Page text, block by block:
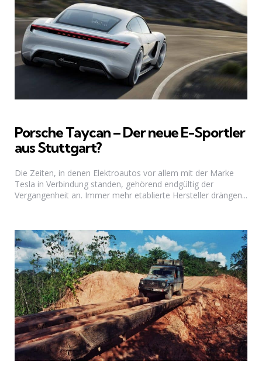
Porsche Taycan – Der neue E-Sportler
aus Stuttgart?
Die Zeiten, in denen Elektroautos vor allem mit der Marke
Tesla in Verbindung standen, gehörend endgültig der
Vergangenheit an. Immer mehr etablierte Hersteller drängen...